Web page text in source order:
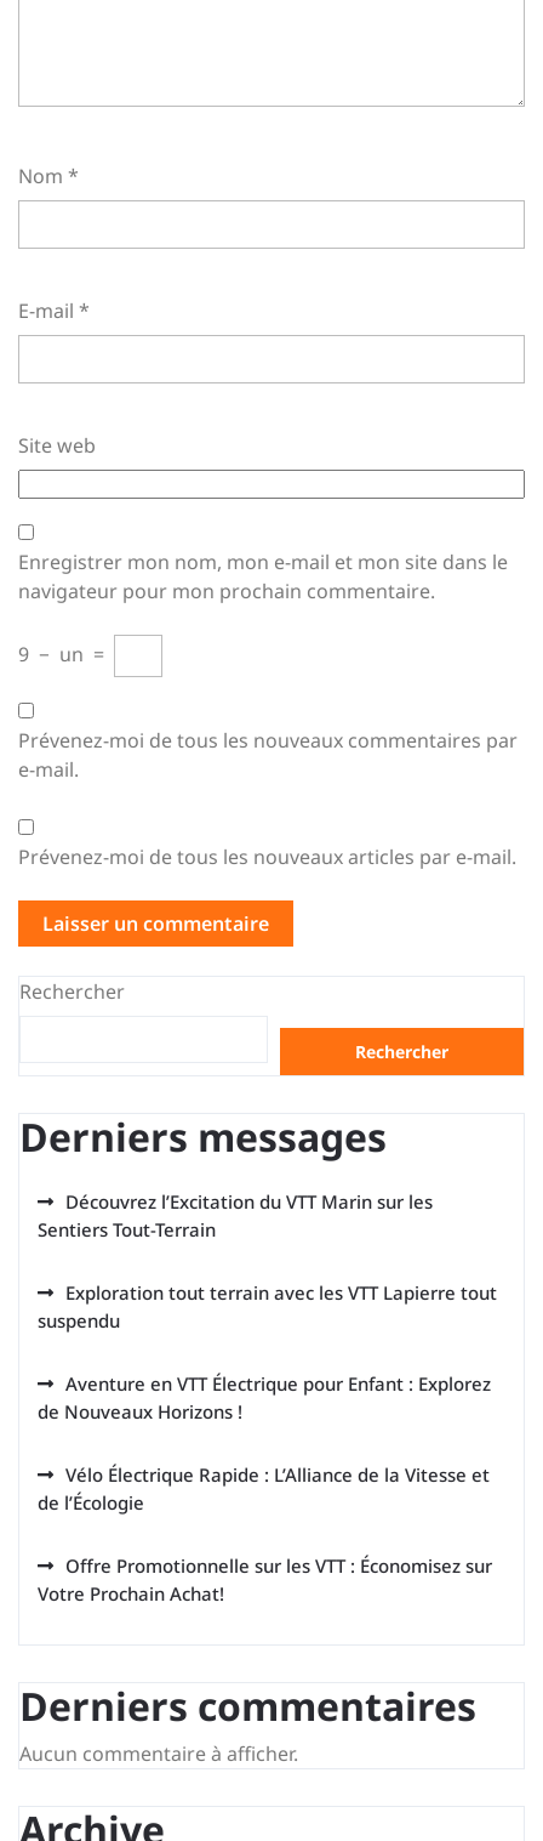
Nom *
E-mail *
Site web
Enregistrer mon nom, mon e-mail et mon site dans le
navigateur pour mon prochain commentaire.
9 − un =
Prévenez-moi de tous les nouveaux commentaires par
e-mail.
Prévenez-moi de tous les nouveaux articles par e-mail.
Rechercher
Rechercher
Derniers messages
Découvrez l’Excitation du VTT Marin sur les
Sentiers Tout-Terrain
Exploration tout terrain avec les VTT Lapierre tout
suspendu
Aventure en VTT Électrique pour Enfant : Explorez
de Nouveaux Horizons !
Vélo Électrique Rapide : L’Alliance de la Vitesse et
de l’Écologie
Offre Promotionnelle sur les VTT : Économisez sur
Votre Prochain Achat!
Derniers commentaires
Aucun commentaire à afficher.
Archive